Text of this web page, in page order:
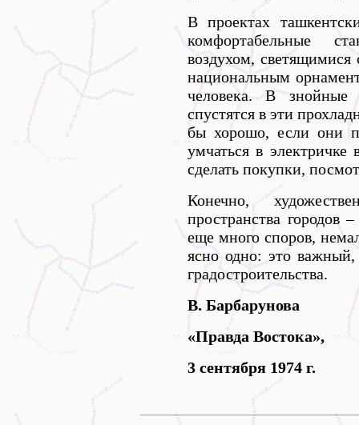
В проектах
комфортабельные
воздухом,
национальным
человека. В знойные
спустятся в эти
бы хорошо, если они
умчаться в
сделать покупки,
Конечно,
пространства городов
еще много споров,
ясно одно: это важный,
градостроительства.
В. Барбарунова
«Правда Востока»,
3 сентября 1974 г.